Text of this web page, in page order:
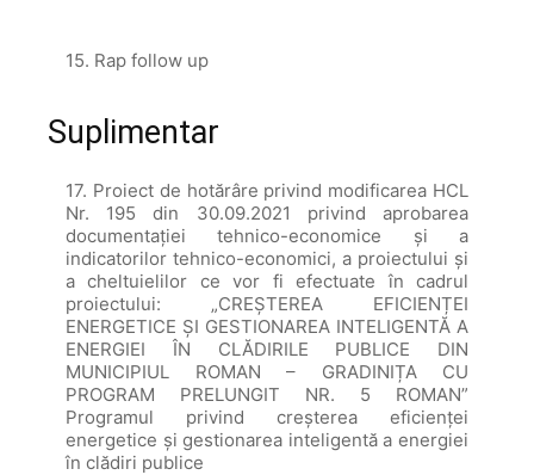
15. Rap follow up
Suplimentar
17. Proiect de hotărâre privind modificarea HCL
Nr. 195 din 30.09.2021 privind aprobarea
documentaţiei tehnico-economice şi a
indicatorilor tehnico-economici, a proiectului şi
a cheltuielilor ce vor fi efectuate în cadrul
proiectului: „CREȘTEREA EFICIENȚEI
ENERGETICE ȘI GESTIONAREA INTELIGENTĂ A
ENERGIEI ÎN CLĂDIRILE PUBLICE DIN
MUNICIPIUL ROMAN – GRADINIȚA CU
PROGRAM PRELUNGIT NR. 5 ROMAN”
Programul privind creșterea eficienței
energetice și gestionarea inteligentă a energiei
în clădiri publice